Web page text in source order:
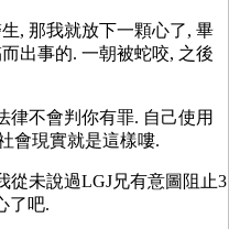
, 那我就放下一顆心了, 畢
出事的. 一朝被蛇咬, 之後
律不會判你有罪. 自己使用
會現實就是這樣嘍.
從未說過LGJ兄有意圖阻止3
了吧.